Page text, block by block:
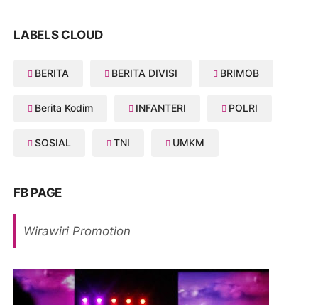
LABELS CLOUD
BERITA BERITA DIVISI BRIMOB
Berita Kodim INFANTERI POLRI
SOSIAL TNI UMKM
FB PAGE
Wirawiri Promotion